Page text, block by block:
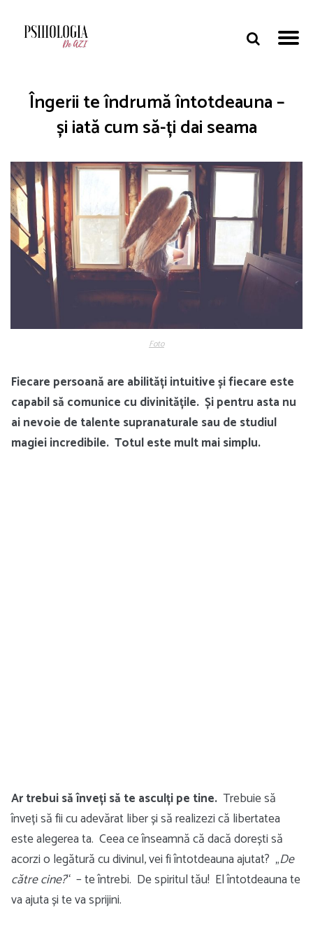
Îngerii te îndrumă întotdeauna –
și iată cum să-ți dai seama
Foto
Fiecare persoană are abilități intuitive și fiecare este
capabil să comunice cu divinitățile. Și pentru asta nu
ai nevoie de talente supranaturale sau de studiul
magiei incredibile. Totul este mult mai simplu.
Ar trebui să înveți să te asculți pe tine. Trebuie să
înveți să fii cu adevărat liber și să realizezi că libertatea
este alegerea ta. Ceea ce înseamnă că dacă dorești să
acorzi o legătură cu divinul, vei fi întotdeauna ajutat? „De
către cine?“ – te întrebi. De spiritul tău! El întotdeauna te
va ajuta și te va sprijini.